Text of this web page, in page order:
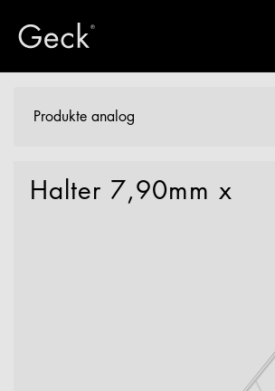
Produkte analog
Halter 7,90mm x